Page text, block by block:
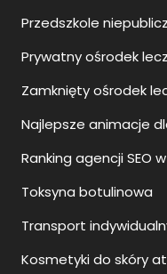
Przedszkole
Prywatny ośrodek
Zamknięty ośrodek
Najlepsze animacje
Ranking agencji SEO
Toksyna botulinowa
Transport
Kosmetyki do skóry